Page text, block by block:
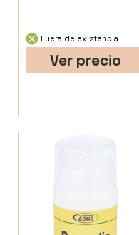
Fuera de existencia
Ver precio